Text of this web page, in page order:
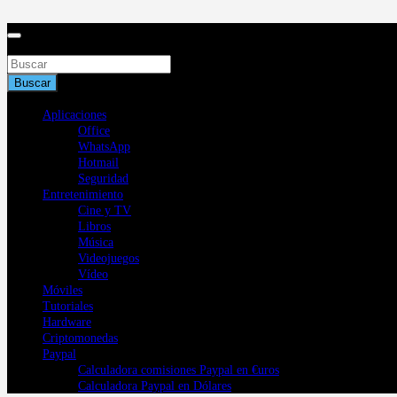
al
Buscar
Aplicaciones
Office
WhatsApp
Hotmail
Seguridad
Entretenimiento
Cine y TV
Libros
Música
Videojuegos
Vídeo
Móviles
Tutoriales
Hardware
Criptomonedas
Paypal
Calculadora comisiones Paypal en €uros
Calculadora Paypal en Dólares